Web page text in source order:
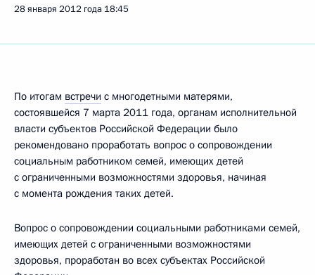
28 января 2012 года 18:45
По итогам встречи с многодетными матерями,
состоявшейся 7 марта 2011 года, органам исполнительной
власти субъектов Российской Федерации было
рекомендовано проработать вопрос о сопровождении
социальным работником семей, имеющих детей
с ограниченными возможностями здоровья, начиная
с момента рождения таких детей.
Вопрос о сопровождении социальными работниками семей,
имеющих детей с ограниченными возможностями
здоровья, проработан во всех субъектах Российской